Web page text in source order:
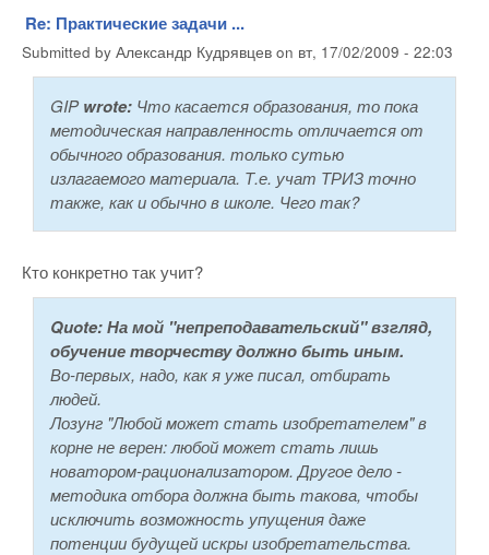
Re: Практические задачи ...
Submitted by Александр Кудрявцев on вт, 17/02/2009 - 22:03
GIPwrote: Что касается образования, то пока
методическая направленность отличается от
обычного образования. только сутью
излагаемого материала. Т.е. учат ТРИЗ точно
также, как и обычно в школе. Чего так?
Кто конкретно так учит?
Quote:На мой "непреподавательский" взгляд,
обучение творчеству должно быть иным.
Во-первых, надо, как я уже писал, отбирать
людей.
Лозунг "Любой может стать изобретателем" в
корне не верен: любой может стать лишь
новатором-рационализатором. Другое дело -
методика отбора должна быть такова, чтобы
исключить возможность упущения даже
потенции будущей искры изобретательства.